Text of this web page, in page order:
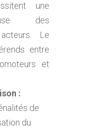
une
des
Le
entre
et
:
de
du